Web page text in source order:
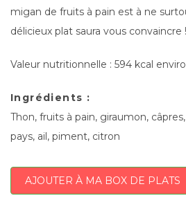
migan de fruits à pain est à ne
délicieux plat saura vous convaincre !
Valeur nutritionnelle : 594 kcal
Ingrédients :
Thon, fruits à pain, giraumon,
pays, ail, piment, citron
AJOUTER À MA BOX DE PLATS